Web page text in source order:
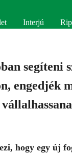
Interjú
segíteni
engedjék
hogy egy új